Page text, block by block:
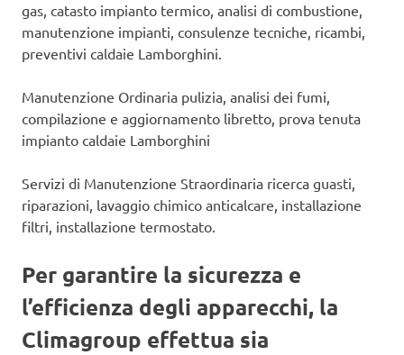
gas, catasto impianto termico, analisi di combustione,
manutenzione impianti, consulenze tecniche, ricambi,
preventivi caldaie Lamborghini.
Manutenzione Ordinaria pulizia, analisi dei fumi,
compilazione e aggiornamento libretto, prova tenuta
impianto caldaie Lamborghini
Servizi di Manutenzione Straordinaria ricerca guasti,
riparazioni, lavaggio chimico anticalcare, installazione
filtri, installazione termostato.
Per garantire la sicurezza e
l’efficienza degli apparecchi, la
Climagroup effettua sia